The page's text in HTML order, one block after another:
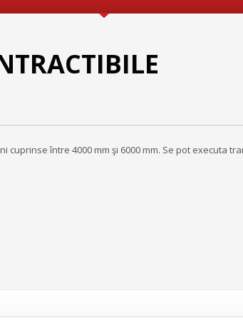
între 4000 mm şi 6000 mm. Se pot executa